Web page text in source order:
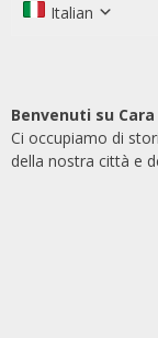
Italian
Benvenuti su
Ci occupiamo di
della nostra città e